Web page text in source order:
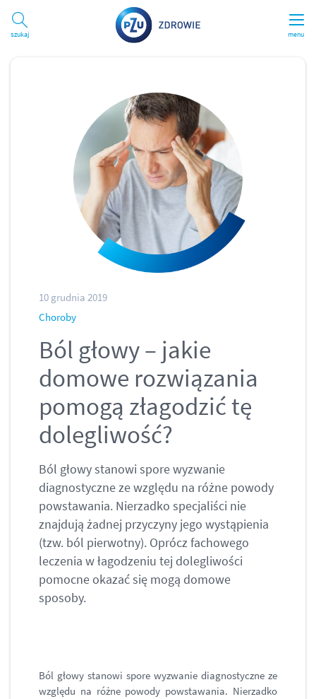
menu
Szukaj
10 grudnia 2019
Choroby
Ból głowy – jakie
domowe rozwiązania
pomogą złagodzić tę
dolegliwość?
Ból głowy stanowi spore wyzwanie
diagnostyczne ze względu na różne powody
powstawania. Nierzadko specjaliści nie
znajdują żadnej przyczyny jego wystąpienia
(tzw. ból pierwotny). Oprócz fachowego
leczenia w łagodzeniu tej dolegliwości
pomocne okazać się mogą domowe
sposoby.
Ból głowy stanowi spore wyzwanie diagnostyczne ze
względu na różne powody powstawania. Nierzadko